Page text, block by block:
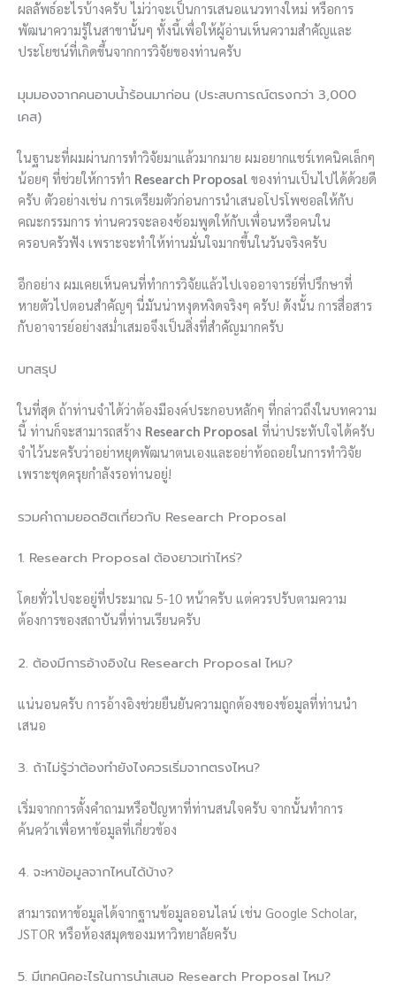
ผลลัพธ์อะไรบ้างครับ ไม่ว่าจะเป็นการเสนอแนวทางใหม่ หรือการ
พัฒนาความรู้ในสาขานั้นๆ ทั้งนี้เพื่อให้ผู้อ่านเห็นความสำคัญและ
ประโยชน์ที่เกิดขึ้นจากการวิจัยของท่านครับ
มุมมองจากคนอาบน้ำร้อนมาก่อน (ประสบการณ์ตรงกว่า 3,000
เคส)
ในฐานะที่ผมผ่านการทำวิจัยมาแล้วมากมาย ผมอยากแชร์เทคนิคเล็กๆ
น้อยๆ ที่ช่วยให้การทำ Research Proposal ของท่านเป็นไปได้ด้วยดี
ครับ ตัวอย่างเช่น การเตรียมตัวก่อนการนำเสนอโปรโพซอลให้กับ
คณะกรรมการ ท่านควรจะลองซ้อมพูดให้กับเพื่อนหรือคนใน
ครอบครัวฟัง เพราะจะทำให้ท่านมั่นใจมากขึ้นในวันจริงครับ
อีกอย่าง ผมเคยเห็นคนที่ทำการวิจัยแล้วไปเจออาจารย์ที่ปรึกษาที่
หายตัวไปตอนสำคัญๆ นี่มันน่าหงุดหงิดจริงๆ ครับ! ดังนั้น การสื่อสาร
กับอาจารย์อย่างสม่ำเสมอจึงเป็นสิ่งที่สำคัญมากครับ
บทสรุป
ในที่สุด ถ้าท่านจำได้ว่าต้องมีองค์ประกอบหลักๆ ที่กล่าวถึงในบทความ
นี้ ท่านก็จะสามารถสร้าง Research Proposal ที่น่าประทับใจได้ครับ
จำไว้นะครับว่าอย่าหยุดพัฒนาตนเองและอย่าท้อถอยในการทำวิจัย
เพราะชุดครุยกำลังรอท่านอยู่!
รวมคำถามยอดฮิตเกี่ยวกับ Research Proposal
1. Research Proposal ต้องยาวเท่าไหร่?
โดยทั่วไปจะอยู่ที่ประมาณ 5-10 หน้าครับ แต่ควรปรับตามความ
ต้องการของสถาบันที่ท่านเรียนครับ
2. ต้องมีการอ้างอิงใน Research Proposal ไหม?
แน่นอนครับ การอ้างอิงช่วยยืนยันความถูกต้องของข้อมูลที่ท่านนำ
เสนอ
3. ถ้าไม่รู้ว่าต้องทำยังไงควรเริ่มจากตรงไหน?
เริ่มจากการตั้งคำถามหรือปัญหาที่ท่านสนใจครับ จากนั้นทำการ
ค้นคว้าเพื่อหาข้อมูลที่เกี่ยวข้อง
4. จะหาข้อมูลจากไหนได้บ้าง?
สามารถหาข้อมูลได้จากฐานข้อมูลออนไลน์ เช่น Google Scholar,
JSTOR หรือห้องสมุดของมหาวิทยาลัยครับ
5. มีเทคนิคอะไรในการนำเสนอ Research Proposal ไหม?